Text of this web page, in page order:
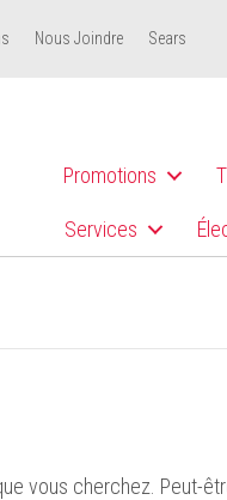
Nous Joindre Sears
Promotions
Services
vous cherchez. Peut-